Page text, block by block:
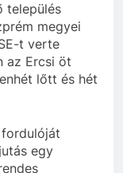
település
megyei
t verte
az Ercsi öt
lőtt és hét
egy